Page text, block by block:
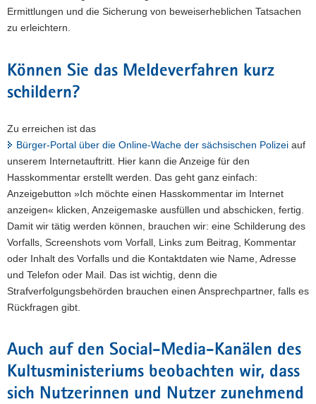
Ermittlungen und die Sicherung von beweiserheblichen Tatsachen
zu erleichtern.
Können Sie das Meldeverfahren kurz
schildern?
Zu erreichen ist das
Bürger-Portal über die Online-Wache der sächsischen Polizei auf
unserem Internetauftritt. Hier kann die Anzeige für den
Hasskommentar erstellt werden. Das geht ganz einfach:
Anzeigebutton »Ich möchte einen Hasskommentar im Internet
anzeigen« klicken, Anzeigemaske ausfüllen und abschicken, fertig.
Damit wir tätig werden können, brauchen wir: eine Schilderung des
Vorfalls, Screenshots vom Vorfall, Links zum Beitrag, Kommentar
oder Inhalt des Vorfalls und die Kontaktdaten wie Name, Adresse
und Telefon oder Mail. Das ist wichtig, denn die
Strafverfolgungsbehörden brauchen einen Ansprechpartner, falls es
Rückfragen gibt.
Auch auf den Social-Media-Kanälen des
Kultusministeriums beobachten wir, dass
sich Nutzerinnen und Nutzer zunehmend